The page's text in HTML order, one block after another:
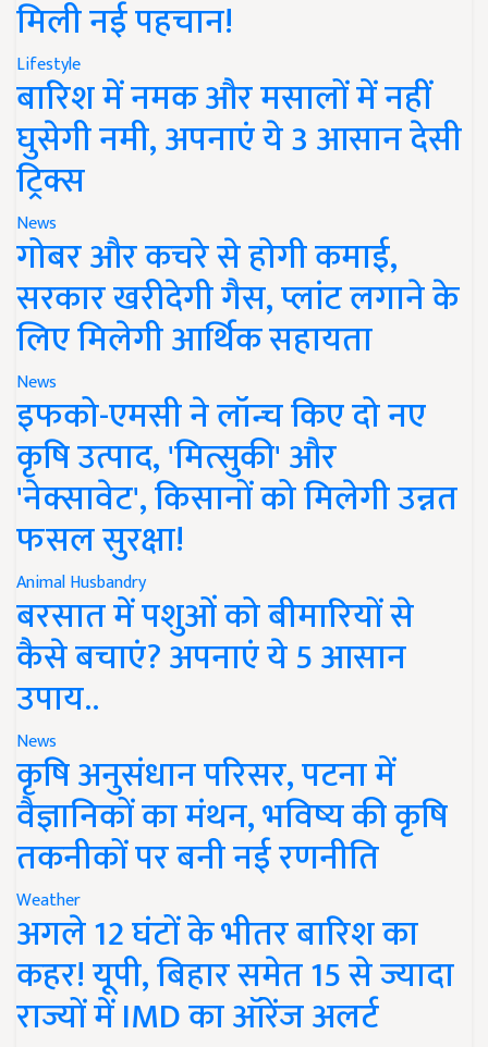
मिली नई पहचान!
Lifestyle
बारिश में नमक और मसालों में नहीं
घुसेगी नमी, अपनाएं ये 3 आसान देसी
ट्रिक्स
News
गोबर और कचरे से होगी कमाई,
सरकार खरीदेगी गैस, प्लांट लगाने के
लिए मिलेगी आर्थिक सहायता
News
इफको-एमसी ने लॉन्च किए दो नए
कृषि उत्पाद, 'मित्सुकी' और
'नेक्सावेट', किसानों को मिलेगी उन्नत
फसल सुरक्षा!
Animal Husbandry
बरसात में पशुओं को बीमारियों से
कैसे बचाएं? अपनाएं ये 5 आसान
उपाय..
News
कृषि अनुसंधान परिसर, पटना में
वैज्ञानिकों का मंथन, भविष्य की कृषि
तकनीकों पर बनी नई रणनीति
Weather
अगले 12 घंटों के भीतर बारिश का
कहर! यूपी, बिहार समेत 15 से ज्यादा
राज्यों में IMD का ऑरेंज अलर्ट